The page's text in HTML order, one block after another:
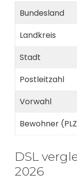
Bundesland
Landkreis
Stadt
Postleitzahl
Vorwahl
Bewohner
DSL
2026